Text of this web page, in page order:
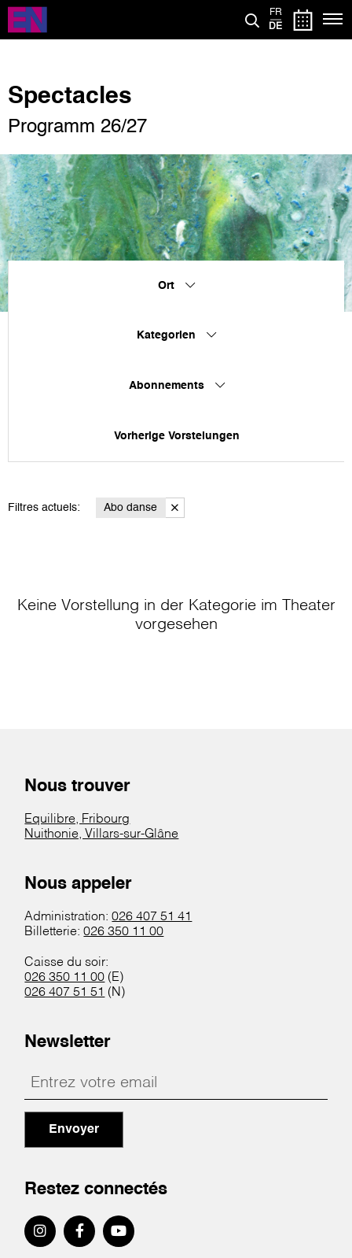
Direkt
zum
Inhalt
FR
DE
Spectacles
Programm 26/27
Ort
Kategorien
Abonnements
Vorherige Vorstelungen
Filtres actuels: Abo danse
Keine Vorstellung in der Kategorie im Theater
vorgesehen
Nous trouver
Equilibre, Fribourg
Nuithonie, Villars-sur-Glâne
Nous appeler
Administration:026 407 51 41
Billetterie:026 350 11 00
Caisse du soir:
026 350 11 00 (E)
026 407 51 51 (N)
Newsletter
Envoyer
Restez connectés